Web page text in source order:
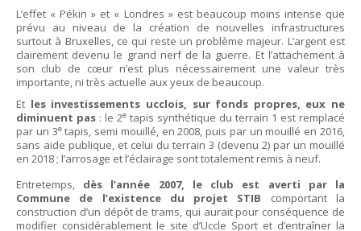
L’effet « Pékin » et « Londres » est beaucoup moins intense que
prévu au niveau de la création de nouvelles infrastructures
surtout à Bruxelles, ce qui reste un problème majeur. L’argent est
clairement devenu le grand nerf de la guerre. Et l’attachement à
son club de cœur n’est plus nécessairement une valeur très
importante, ni très actuelle aux yeux de beaucoup.
Et les investissements ucclois, sur fonds propres, eux ne
diminuent pas : le 2e tapis synthétique du terrain 1 est remplacé
par un 3etapis, semi mouillé, en 2008, puis par un mouillé en 2016,
sans aide publique, et celui du terrain 3 (devenu 2) par un mouillé
en 2018 ; l’arrosage et l’éclairage sont totalement remis à neuf.
Entretemps, dès l’année 2007, le club est averti par la
Commune de l’existence du projet STIB comportant la
construction d’un dépôt de trams, qui aurait pour conséquence de
modifier considérablement le site d’Uccle Sport et d’entraîner la